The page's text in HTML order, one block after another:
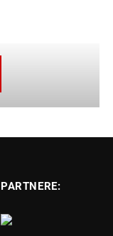
PARTNERE: